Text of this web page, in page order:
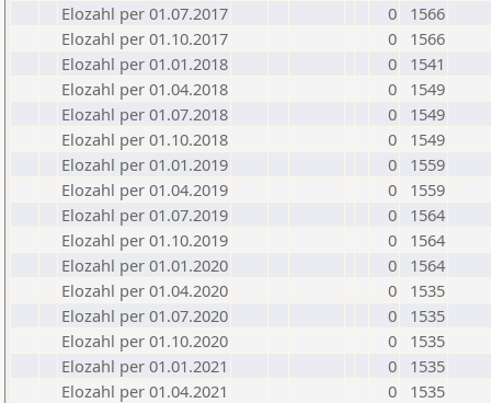
Elozahl per 01.07.2017
0
1566
Elozahl per 01.10.2017
0
1566
Elozahl per 01.01.2018
0
1541
Elozahl per 01.04.2018
0
1549
Elozahl per 01.07.2018
0
1549
Elozahl per 01.10.2018
0
1549
Elozahl per 01.01.2019
0
1559
Elozahl per 01.04.2019
0
1559
Elozahl per 01.07.2019
0
1564
Elozahl per 01.10.2019
0
1564
Elozahl per 01.01.2020
0
1564
Elozahl per 01.04.2020
0
1535
Elozahl per 01.07.2020
0
1535
Elozahl per 01.10.2020
0
1535
Elozahl per 01.01.2021
0
1535
Elozahl per 01.04.2021
0
1535